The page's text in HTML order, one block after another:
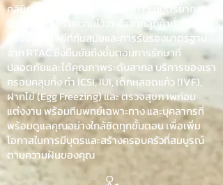
คลินิกเฉพาะทางด้านการรักษาภาวะมีบุตรยากและ
มีลูกยาก ที่ได้รับความไว้วางใจจากลูกค้าทั่วประเทศ
ด้วยเทคโนโลยีที่ทันสมัยและการรับรองมาตรฐาน
จาก RTAC ซึ่งยืนยันถึงขั้นตอนการรักษาที่
ปลอดภัยและได้คุณภาพระดับสากล บริการของเรา
ครอบคลุมทั้ง ทำ ICSI, IUI, เด็กหลอดแก้ว (IVF),
ฝากไข่ (Egg Freezing) และ ตรวจสุขภาพก่อน
แต่งงาน พร้อมทีมพทย์เฉพาะทาง และบุคลากรที่
พร้อมดูแลคุณอย่างใกล้ชิดทุกขั้นตอน เพื่อเพิ่ม
โอกาสในการมีบุตรและสร้างครอบครัวที่สมบูรณ์
ตามความฝันของคุณ